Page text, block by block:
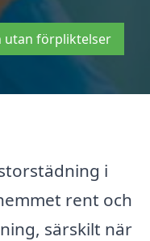
utan förpliktelser
i
rent och
särskilt när